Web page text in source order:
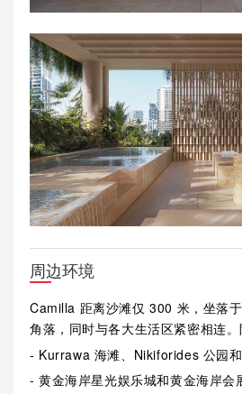
周边环境
Camilla 距离沙滩仅 300 米，坐落
角落，同时与各大生活区紧密相连。
- Kurrawa 海滩、Nikiforides 公园
- 黄金海岸星光娱乐城和黄金海岸会